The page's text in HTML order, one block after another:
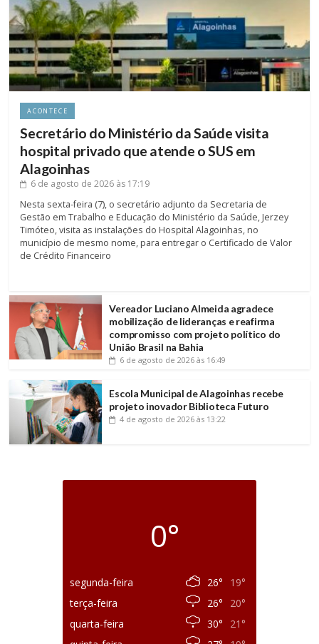
ACONTECE
Secretário do Ministério da Saúde visita
hospital privado que atende o SUS em
Alagoinhas
6 de agosto de 2026 às 17:19
Nesta sexta-feira (7), o secretário adjunto da Secretaria de
Gestão em Trabalho e Educação do Ministério da Saúde, Jerzey
Timóteo, visita as instalações do Hospital Alagoinhas, no
município de mesmo nome, para entregar o Certificado de Valor
de Crédito Financeiro
Vereador Luciano Almeida agradece
mobilização de lideranças e reafirma
compromisso com projeto político do
União Brasil na Bahia
6 de agosto de 2026 às 16:49
Escola Municipal de Alagoinhas recebe
projeto inovador Biblioteca Futuro
4 de agosto de 2026 às 13:22
0°
segunda-feira 26°
19°
terça-feira
26°
20°
quarta-feira
30°
21°